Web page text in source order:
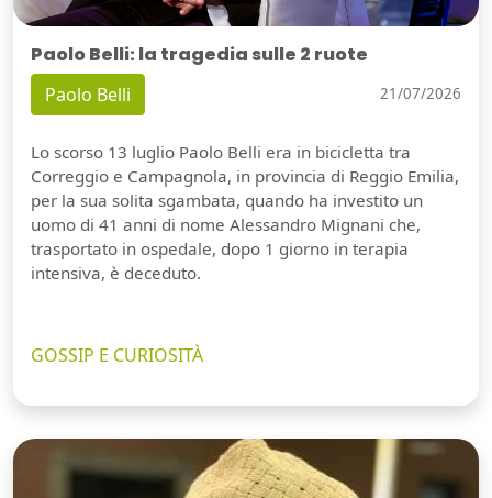
Paolo Belli: la tragedia sulle 2 ruote
Paolo Belli 21/07/2026
Lo scorso 13 luglio Paolo Belli era in bicicletta tra
Correggio e Campagnola, in provincia di Reggio Emilia,
per la sua solita sgambata, quando ha investito un
uomo di 41 anni di nome Alessandro Mignani che,
trasportato in ospedale, dopo 1 giorno in terapia
intensiva, è deceduto.
GOSSIP E CURIOSITÀ